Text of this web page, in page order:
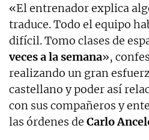
«El entrenador explica
traduce. Todo el equipo
difícil. Tomo clases de
veces a la semana»,
realizando un gran
castellano y poder así
con sus compañeros y
las órdenes de Carlo